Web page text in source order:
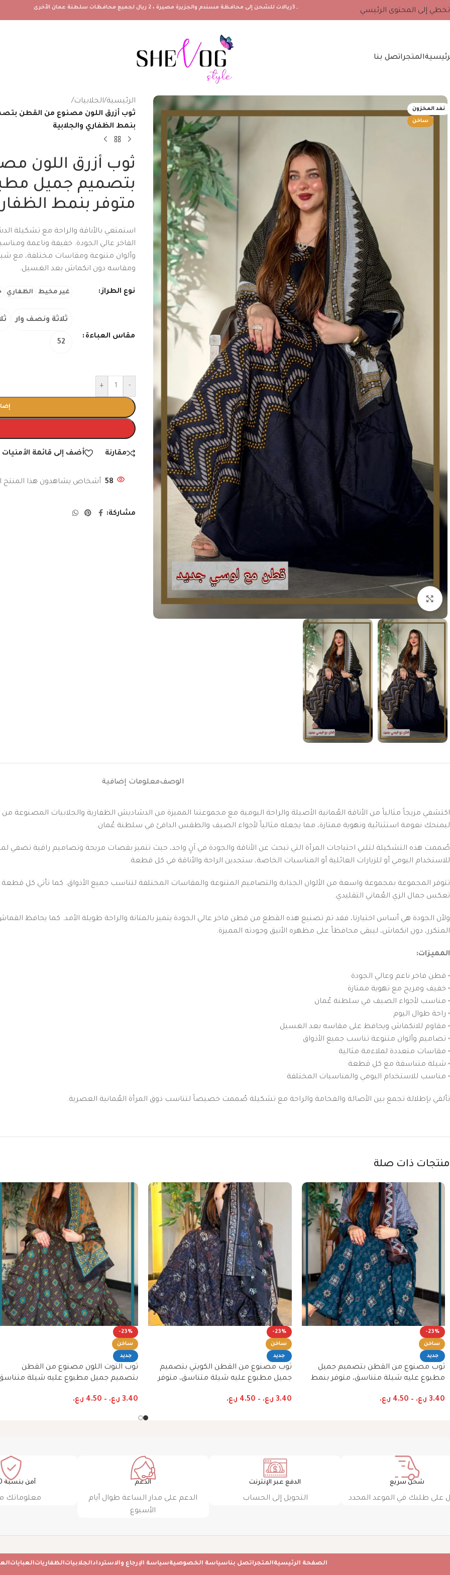
تخطي إلى المحتوى الرئيسي ۔3ريالات للشحن إلى محافظة مسندم والجزيرة مصيرة ، 2 ريال لجميع محافظات سلطنة عمان الأخرى
المتجراتصل بنا
نفد المخزون
ساخن
انقر للتكبير
الرئيسية/الجلابيات/
ثوب أزرق اللون مصنوع من القطن
بنمط الظفاري والجلابية
ثوب أزرق اللون
بتصميم جميل
متوفر بنمط
استمتعي بالأناقة والراحة مع تشكيلة
الفاخر عالي الجودة. خفيفة وناعمة
وألوان متنوعة ومقاسات مختلفة، مع
ومقاسه دون انكماش بعد الغسيل.
نوع الطراز غير مخيط الظفاري
مقاس العباءة
ثلاثة ونصف وار
52
-
+
مقارنة أضف إلى قائمة الأمنيات
58 أشخاص يشاهدون هذا المنتج
مشاركة:
الوصفمعلومات إضافية
اكتشفي مزيجاً مثالياً من الأناقة العُمانية الأصيلة والراحة اليومية مع مجموعتنا المميزة من الدشاديش الظفارية والجلابيات المصنوعة من
ليمنحك نعومة استثنائية وتهوية ممتازة، مما يجعله مثالياً لأجواء الصيف والطقس الدافئ في سلطنة عُمان.
صُممت هذه التشكيلة لتلبي احتياجات المرأة التي تبحث عن الأناقة والجودة في آنٍ واحد، حيث تتميز بقصات مريحة وتصاميم راقية
للاستخدام اليومي أو للزيارات العائلية أو المناسبات الخاصة، ستجدين الراحة والأناقة في كل قطعة.
تتوفر المجموعة بمجموعة واسعة من الألوان الجذابة والتصاميم المتنوعة والمقاسات المختلفة لتناسب جميع الأذواق. كما تأتي كل
تعكس جمال الزي العُماني التقليدي.
ولأن الجودة هي أساس اختيارنا، فقد تم تصنيع هذه القطع من قطن فاخر عالي الجودة يتميز بالمتانة والراحة طويلة الأمد. كما يحافظ
المتكرر، دون انكماش، ليبقى محافظاً على مظهره الأنيق وجودته المميزة.
المميزات:
• قطن فاخر ناعم وعالي الجودة
• خفيف ومريح مع تهوية ممتازة
• مناسب لأجواء الصيف في سلطنة عُمان
• راحة طوال اليوم
• مقاوم للانكماش ويحافظ على مقاسه بعد الغسيل
• تصاميم وألوان متنوعة تناسب جميع الأذواق
• مقاسات متعددة لملاءمة مثالية
• شيلة متناسقة مع كل قطعة
• مناسب للاستخدام اليومي والمناسبات المختلفة
تألقي بإطلالة تجمع بين الأصالة والفخامة والراحة مع تشكيلة صُممت خصيصاً لتناسب ذوق المرأة العُمانية العصرية.
منتجات ذات صلة
-23%
ساخن
جديد
ثوب مصنوع من القطن بتصميم جميل
مطبوع عليه شيلة متناسق، متوفر بنمط
3.40 ر.ع. –
4.50 ر.ع.
-23%
ساخن
جديد
ثوب مصنوع من القطن الكويتي بتصميم
جميل مطبوع عليه شيلة متناسق، متوفر
3.40 ر.ع. –
4.50 ر.ع.
-23%
ساخن
جديد
ثوب التوت اللون مصنوع من القطن
بتصميم جميل مطبوع عليه شيلة
3.40 ر.ع. –
4.50 ر.ع.
شحن سريع
على طلبك في الموعد المحدد
الدفع عبر الإنترنت
التحويل إلى الحساب
الدعم
الدعم على مدار الساعة طوال أيام
الأسبوع
آمن بنسبة 100٪
معلوماتك
الصفحة الرئيسيةالمتجراتصل بناسياسة الخصوصيةسياسة الإرجاع والاستردادالجلابياتالظفارياتالعبايات